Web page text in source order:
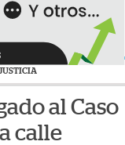
al Caso
calle